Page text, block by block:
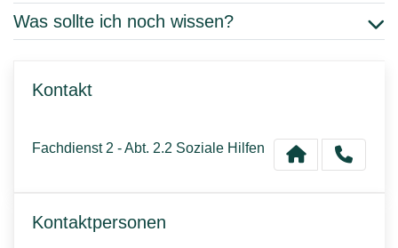
Was sollte ich noch wissen?
Kontakt
Fachdienst 2 - Abt. 2.2 Soziale Hilfen
Kontaktpersonen